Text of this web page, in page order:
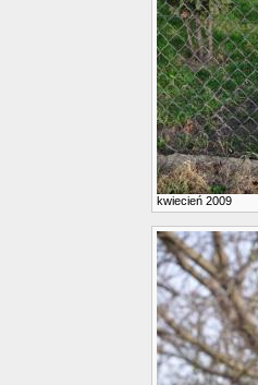
kwiecień 2009